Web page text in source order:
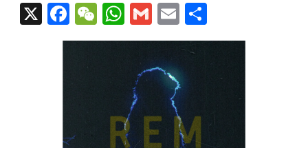
X Facebook
WeChat
WhatsApp
GmailEmail
有